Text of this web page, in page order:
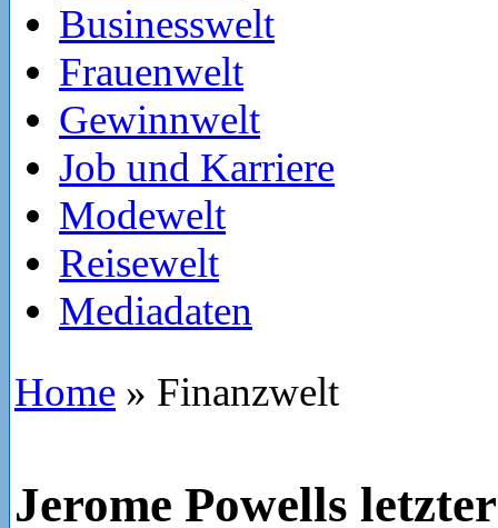
Businesswelt
Frauenwelt
Gewinnwelt
Job und Karriere
Modewelt
Reisewelt
Mediadaten
Home » Finanzwelt
Jerome Powells